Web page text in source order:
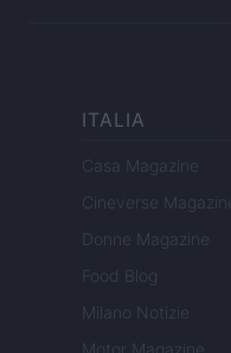
ITALIA
Casa Magazine
Cineverse Magazine
Donne Magazine
Food Blog
Milano Notizie